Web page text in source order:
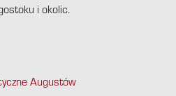
i okolic.
Augustów